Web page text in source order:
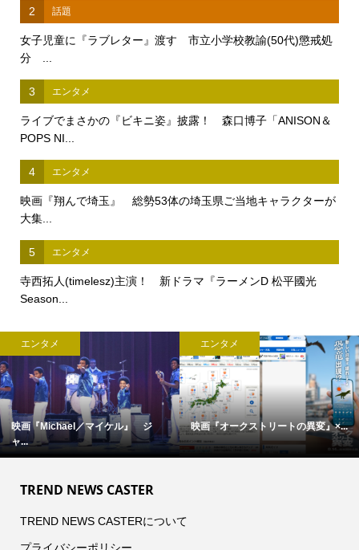
2 話題
女子児童に『ラブレター』渡す 市立小学校教諭(50代)懲戒処
分 ...
3 エンタメ
ライブでまさかの『ビキニ姿』披露！ 森口博子「ANISON＆
POPS NI...
4 エンタメ
映画『翔んで埼玉』 総勢53体の埼玉県ご当地キャラクターが
大集...
5 エンタメ
寺西拓人(timelesz)主演！ 新ドラマ『ラーメンD 松平國光
Season...
エンタメ
映画『Michael／マイケル』 ジ
ャ...
エンタメ
映画『オークストリートの異変』×...
TREND NEWS CASTER
TREND NEWS CASTERについて